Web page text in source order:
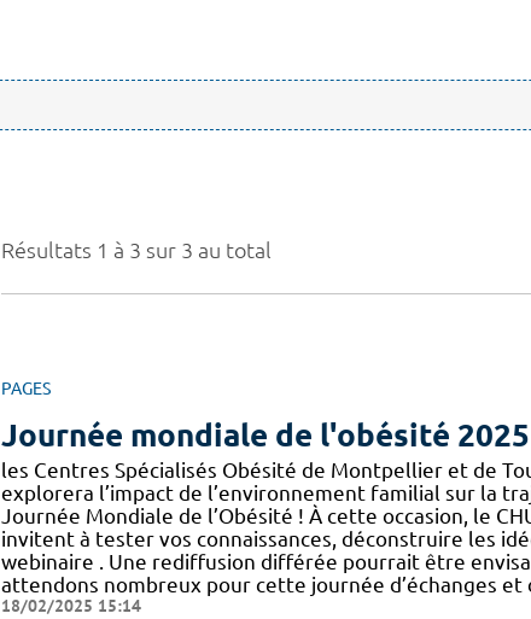
Résultats 1 à 3 sur 3 au total
PAGES
Journée mondiale de l'obésité 2025
les Centres Spécialisés Obésité de Montpellier et de
explorera l’impact de l’environnement familial sur la
Journée Mondiale de l’Obésité ! À cette occasion, le
invitent à tester vos connaissances, déconstruire les
webinaire . Une rediffusion différée pourrait être
attendons nombreux pour cette journée d’échanges et
18/02/2025 15:14